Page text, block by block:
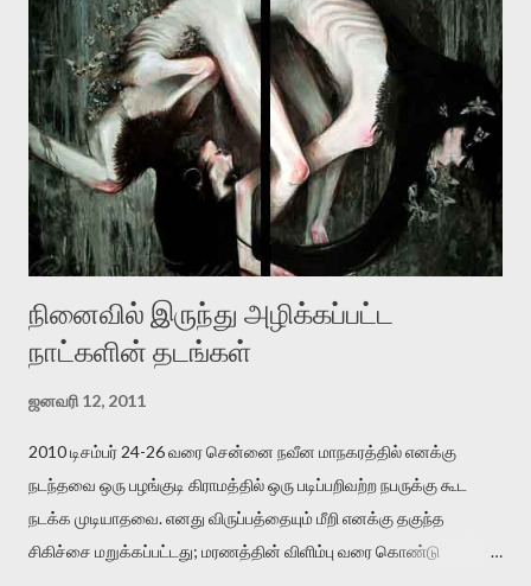
இன்னும் சில வருடங்களுக்கு தனக்கு எதிராக எழுத்தாளர்களை ஏவி
விட்டபடி இருக்கும் என்று ஒரு அச்சத்தை வெளிப்படுத்தியபடி
இருக்கிறார். அவர் கடுமையான பாதுகாப்பின்மை மனநிலையில் உள்ளார்.
உயிர்மை அவரை தாக்க உத்தேசித்தாலும் இல்லை என்றாலும்
ஜெயமோகன் அந்த பிரமையால் தொடர்ந்து அச்சுறுத்தலுக்கு உள்ளாகி
உள்ளார். உங்களை பற்றின இந்த தாக்குதல் கூட இதன் வெளிப்பாடு தான்”.
உண்மையே! ராக்கி படத்தில் குத்துச்சண்டை வீரராக வரும் சில்வெஸ்டர்
ஓரிடத்தில் சொல்வார்: ...
நினைவில் இருந்து அழிக்கப்பட்ட
நாட்களின் தடங்கள்
ஜனவரி 12, 2011
2010 டிசம்பர் 24-26 வரை சென்னை நவீன மாநகரத்தில் எனக்கு
நடந்தவை ஒரு பழங்குடி கிராமத்தில் ஒரு படிப்பறிவற்ற நபருக்கு கூட
நடக்க முடியாதவை. எனது விருப்பத்தையும் மீறி எனக்கு தகுந்த
சிகிச்சை மறுக்கப்பட்டது; மரணத்தின் விளிம்பு வரை கொண்டு